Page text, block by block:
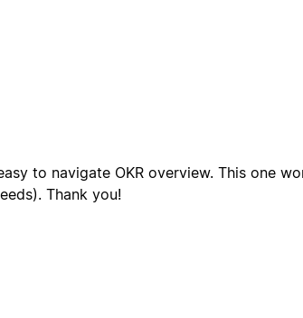
to navigate OKR overview. This one
Thank you!